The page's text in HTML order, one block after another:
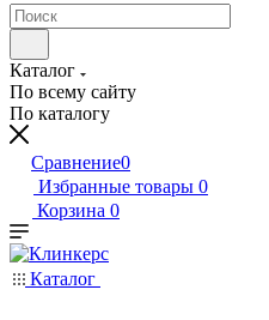
Каталог
По всему сайту
По каталогу
Сравнение0
Избранные товары 0
Корзина 0
Каталог